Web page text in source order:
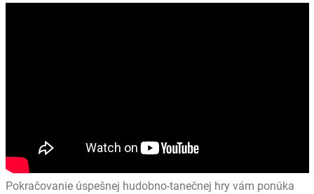
Pokračovanie úspešnej hudobno-tanečnej hry vám ponúka